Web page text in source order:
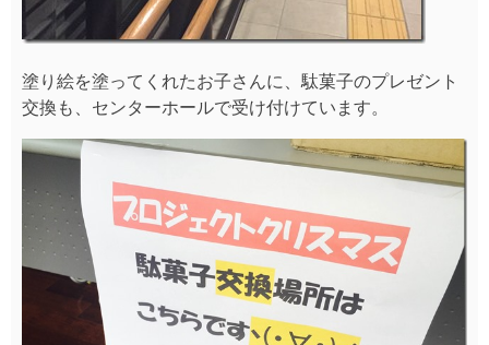
塗り絵を塗ってくれたお子さんに、駄菓子のプレゼント
交換も、センターホールで受け付けています。